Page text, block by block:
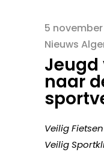
5
Nieuws
Jeugd
naar
Veilig
Veilig